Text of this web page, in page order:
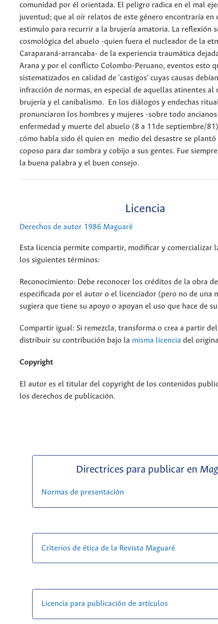
comunidad por él orientada. El peligro radica en el mal
juventud; que al oír relatos de este género encontraría en
estimulo para recurrir a la brujería amatoria. La reflexión
cosmológica del abuelo -quien fuera el nucleador de la
Caraparaná-arrancaba- de la experiencia traumática
Arana y por el conflicto Colombo-Peruano, eventos esto
sistematizados en calidad de 'castigos' cuyas causas
infracción de normas, en especial de aquellas atinentes al
brujería y el canibalismo. En los diálogos y endechas
pronunciaron los hombres y mujeres -sobre todo
enfermedad y muerte del abuelo (8 a 11de septiembre/
cómo habla sido él quien en medio del desastre se
coposo para dar sombra y cobijo a sus gentes. Fue
la buena palabra y el buen consejo.
Licencia
Derechos de autor 1986 Maguaré
Esta licencia permite compartir, modificar y comercializar
los siguientes términos:
Reconocimiento: Debe reconocer los créditos de la obra
especificada por el autor o el licenciador (pero no de una
sugiera que tiene su apoyo o apoyan el uso que hace de
Compartir igual: Si remezcla, transforma o crea a partir
distribuir su contribución bajo la misma licencia del
Copyright
El autor es el titular del copyright de los contenidos
los derechos de publicación.
Directrices para publicar en
Normas de presentación
Criterios de ética de la Revista Maguaré
Licencia para publicación de artículos